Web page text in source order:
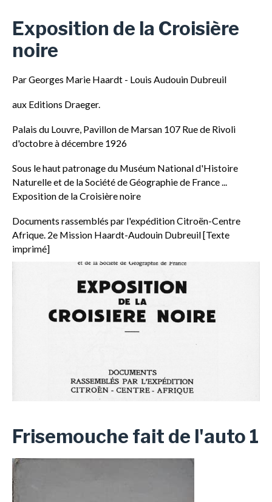
Exposition de la Croisière
noire
Par Georges Marie Haardt - Louis Audouin Dubreuil
aux Editions Draeger.
Palais du Louvre, Pavillon de Marsan 107 Rue de Rivoli
d'octobre à décembre 1926
Sous le haut patronage du Muséum National d'Histoire
Naturelle et de la Société de Géographie de France ...
Exposition de la Croisière noire
Documents rassemblés par l'expédition Citroën-Centre
Afrique. 2e Mission Haardt-Audouin Dubreuil [Texte
imprimé]
Frisemouche fait de l'auto 1